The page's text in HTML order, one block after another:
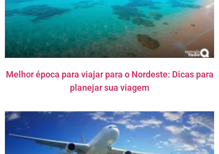
Melhor época para viajar para o Nordeste: Dicas para
planejar sua viagem